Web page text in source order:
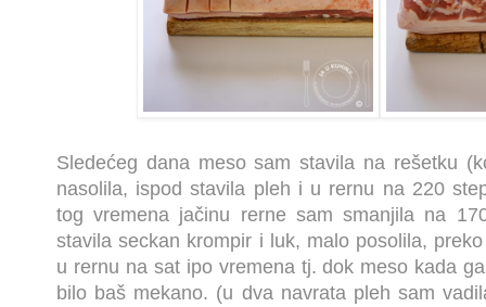
Sledećeg dana meso sam stavila na rešetku
nasolila, ispod stavila pleh i u rernu na 220
tog vremena jačinu rerne sam smanjila na
stavila seckan krompir i luk, malo posolila,
u rernu na sat ipo vremena tj. dok meso kada
bilo baš mekano. (u dva navrata pleh sam